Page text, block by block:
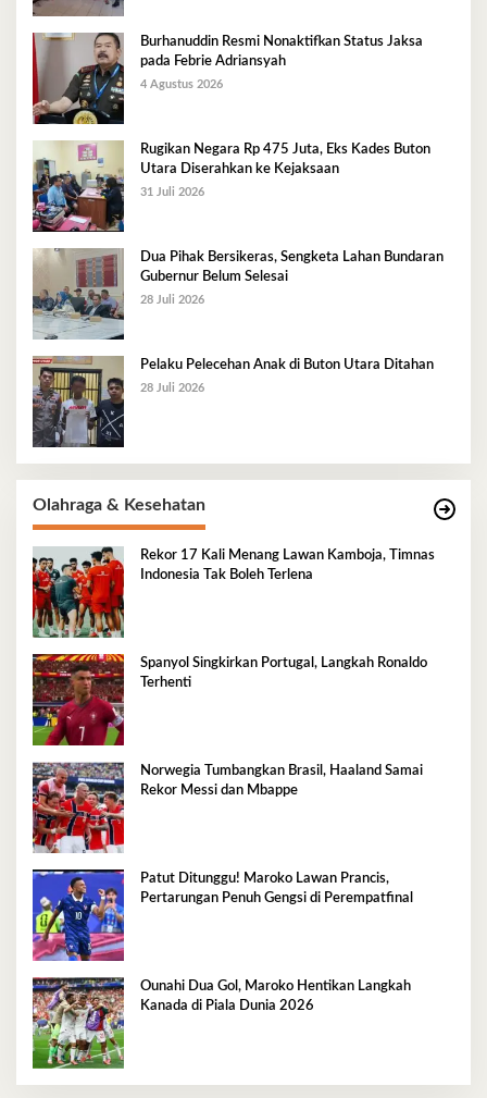
Burhanuddin Resmi Nonaktifkan Status Jaksa
pada Febrie Adriansyah
4 Agustus 2026
Rugikan Negara Rp 475 Juta, Eks Kades Buton
Utara Diserahkan ke Kejaksaan
31 Juli 2026
Dua Pihak Bersikeras, Sengketa Lahan Bundaran
Gubernur Belum Selesai
28 Juli 2026
Pelaku Pelecehan Anak di Buton Utara Ditahan
28 Juli 2026
Olahraga & Kesehatan
Rekor 17 Kali Menang Lawan Kamboja, Timnas
Indonesia Tak Boleh Terlena
Spanyol Singkirkan Portugal, Langkah Ronaldo
Terhenti
Norwegia Tumbangkan Brasil, Haaland Samai
Rekor Messi dan Mbappe
Patut Ditunggu! Maroko Lawan Prancis,
Pertarungan Penuh Gengsi di Perempatfinal
Ounahi Dua Gol, Maroko Hentikan Langkah
Kanada di Piala Dunia 2026